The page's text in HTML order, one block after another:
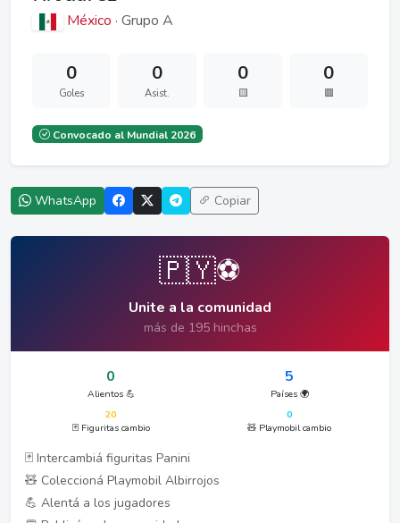
México · Grupo A
0
Goles
0
Asist.
0
🟨
0
🟥
Convocado al Mundial 2026
WhatsApp Copiar
🇵🇾⚽
Unite a la comunidad
más de 195 hinchas
0
Alientos 💪
5
Países 🌍
20
🃏 Figuritas cambio
0
🧸 Playmobil cambio
🃏 Intercambiá figuritas Panini
🧸 Coleccioná Playmobil Albirrojos
💪 Alentá a los jugadores